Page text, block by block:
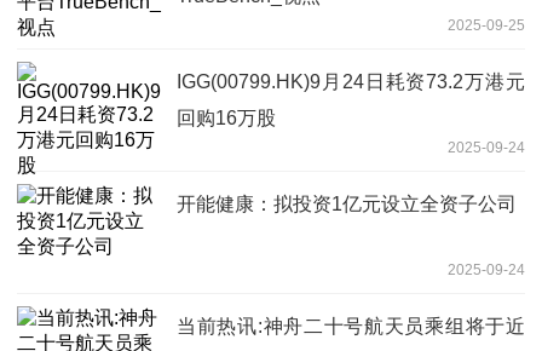
2025-09-25
IGG(00799.HK)9月24日耗资73.2万港元
回购16万股
2025-09-24
开能健康：拟投资1亿元设立全资子公司
2025-09-24
当前热讯:神舟二十号航天员乘组将于近